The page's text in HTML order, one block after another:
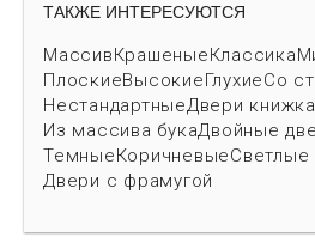
ТАКЖЕ ИНТЕРЕСУЮТСЯ
МассивКрашеныеКлассика
ПлоскиеВысокиеГлухиеСо
НестандартныеДвери книжка
Из массива букаДвойные
ТемныеКоричневыеСветлые
Двери с фрамугой